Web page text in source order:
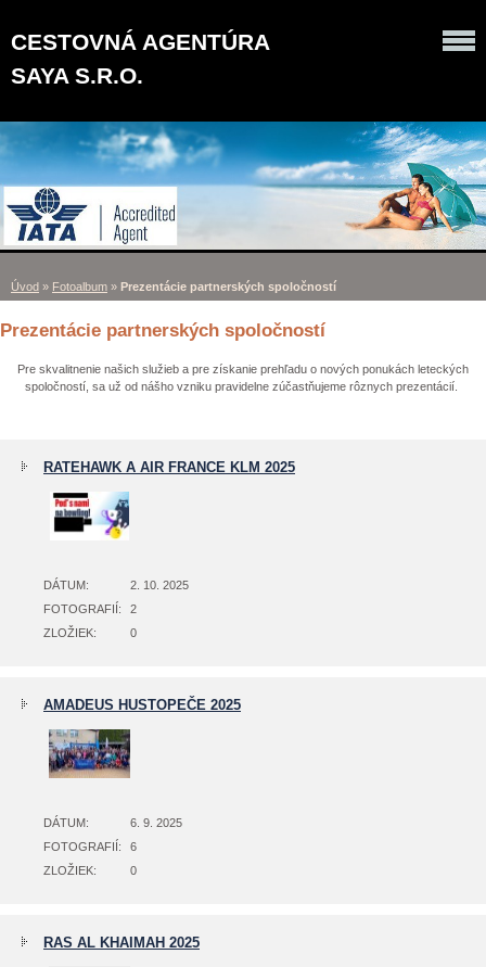
CESTOVNÁ AGENTÚRA
SAYA S.R.O.
Úvod » Fotoalbum » Prezentácie partnerských spoločností
Prezentácie partnerských spoločností
Pre skvalitnenie našich služieb a pre získanie prehľadu o nových ponukách leteckých
spoločností, sa už od nášho vzniku pravidelne zúčastňujeme rôznych prezentácií.
RATEHAWK A AIR FRANCE KLM 2025
DÁTUM:
2. 10. 2025
FOTOGRAFIÍ:
2
ZLOŽIEK:
0
AMADEUS HUSTOPEČE 2025
DÁTUM:
6. 9. 2025
FOTOGRAFIÍ:
6
ZLOŽIEK:
0
RAS AL KHAIMAH 2025